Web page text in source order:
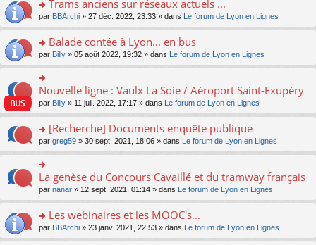
e
nt
u
s
e
nt
lu
le
pl
u
s
c
nt
e
n
lu
le
pl
u
s
c
e
nt
m
e
a
g
e
n
o
lu
pl
u
s
ré
c
e
nt
ult
er
le
m
e
s
g
e
n
o
lu
pl
u
s
ré
e
nt
o
n
ult
er
le
m
e
s
g
e
n
o
n
le
u
s
ré
Trams anciens sur réseaux actuels ...
par BBArchi » 27 déc. 2022, 23:33 » dans Le forum de Lyon en Lignes
o
n
s
ult
er
le
m
e
s
a
e
n
o
n
le
Balade contée à Lyon... en bus
par Billy » 05 août 2022, 19:32 » dans Le forum de Lyon en Lignes
o
n
er
le
m
e
s
a
g
e
n
o
Nouvelle ligne : Vaulx La Soie / Aéroport Saint-Exupéry
par Billy » 11 juil. 2022, 17:17 » dans Le forum de Lyon en Lignes
o
n
s
ult
er
le
m
e
s
[Recherche] Documents enquête publique
par greg59 » 30 sept. 2021, 18:06 » dans Le forum de Lyon en Lignes
n
er
le
m
La genèse du Concours Cavaillé et du tramway français
par nanar » 12 sept. 2021, 01:14 » dans Le forum de Lyon en Lignes
o
n
Les webinaires et les MOOC's...
par BBArchi » 23 janv. 2021, 22:53 » dans Le forum de Lyon en Lignes